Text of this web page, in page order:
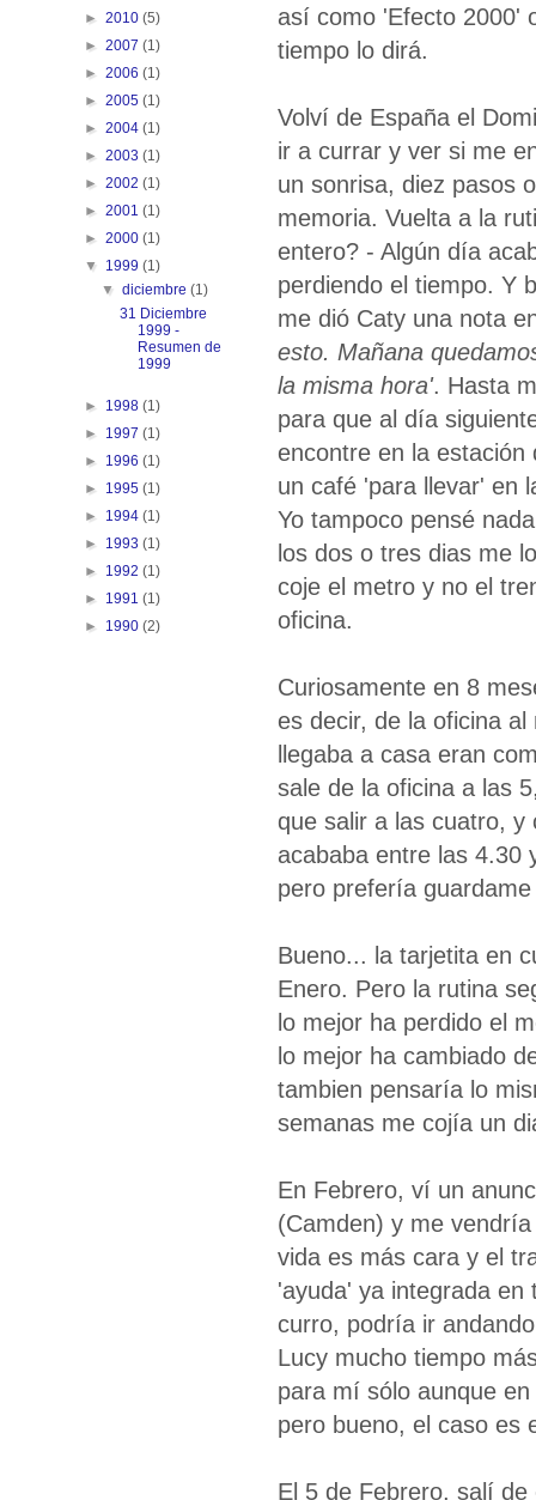
así como 'Efecto 2000'
tiempo lo dirá.
Volví de España el
ir a currar y ver si me
un sonrisa, diez pasos
memoria. Vuelta a la
entero? - Algún día
perdiendo el tiempo. Y
me dió Caty una nota
esto. Mañana
la misma hora'. Hasta
para que al día
encontre en la
un café 'para llevar' en
Yo tampoco pensé
los dos o tres dias me
coje el metro y no el
oficina.
Curiosamente en 8
es decir, de la oficina
llegaba a casa eran
sale de la oficina a las
que salir a las cuatro, y
acababa entre las 4.30
pero prefería
Bueno... la tarjetita en
Enero. Pero la rutina
lo mejor ha perdido el
lo mejor ha cambiado
tambien pensaría lo
semanas me cojía un
En Febrero, ví un
(Camden) y me
vida es más cara y el
'ayuda' ya integrada en
curro, podría ir
Lucy mucho tiempo
para mí sólo aunque
pero bueno, el caso es
El 5 de Febrero, salí
► 2010 (5)
► 2007 (1)
► 2006 (1)
► 2005 (1)
► 2004 (1)
► 2003 (1)
► 2002 (1)
► 2001 (1)
► 2000 (1)
▼ 1999 (1)
▼diciembre(1)
31 Diciembre
1999 -
Resumen de
1999
► 1998 (1)
► 1997 (1)
► 1996 (1)
► 1995 (1)
► 1994 (1)
► 1993 (1)
► 1992 (1)
► 1991 (1)
► 1990 (2)